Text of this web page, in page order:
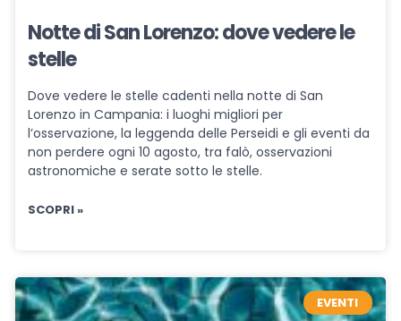
Notte di San Lorenzo: dove vedere le
stelle
Dove vedere le stelle cadenti nella notte di San
Lorenzo in Campania: i luoghi migliori per
l’osservazione, la leggenda delle Perseidi e gli eventi da
non perdere ogni 10 agosto, tra falò, osservazioni
astronomiche e serate sotto le stelle.
SCOPRI »
EVENTI